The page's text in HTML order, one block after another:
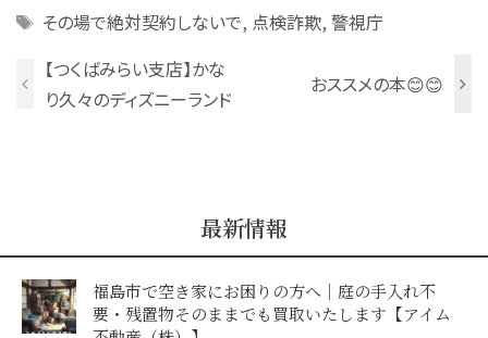
Tags
その場で絶対契約しないで, 点検詐欺, 警視庁
【つくばみらい支店】かな
り久々のディズニーランド
おススメの本😊😊
最新情報
福島市で空き家にお困りの方へ｜庭の手入れ不
要・残置物そのままでも買取いたします【アイム